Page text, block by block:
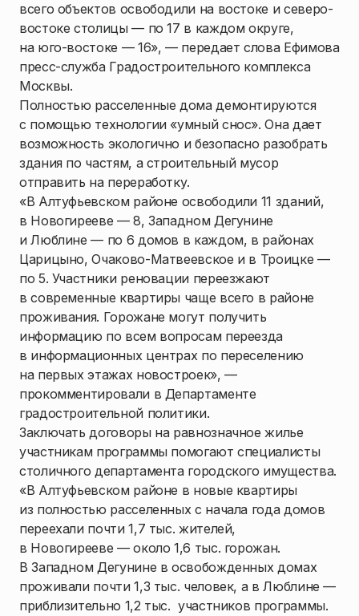
всего объектов освободили на востоке и северо-
востоке столицы — по 17 в каждом округе,
на юго-востоке — 16», — передает слова Ефимова
пресс-служба Градостроительного комплекса
Москвы.
Полностью расселенные дома демонтируются
с помощью технологии «умный снос». Она дает
возможность экологично и безопасно разобрать
здания по частям, а строительный мусор
отправить на переработку.
«В Алтуфьевском районе освободили 11 зданий,
в Новогирееве — 8, Западном Дегунине
и Люблине — по 6 домов в каждом, в районах
Царицыно, Очаково-Матвеевское и в Троицке —
по 5. Участники реновации переезжают
в современные квартиры чаще всего в районе
проживания. Горожане могут получить
информацию по всем вопросам переезда
в информационных центрах по переселению
на первых этажах новостроек», —
прокомментировали в Департаменте
градостроительной политики.
Заключать договоры на равнозначное жилье
участникам программы помогают специалисты
столичного департамента городского имущества.
«В Алтуфьевском районе в новые квартиры
из полностью расселенных с начала года домов
переехали почти 1,7 тыс. жителей,
в Новогирееве — около 1,6 тыс. горожан.
В Западном Дегунине в освобожденных домах
проживали почти 1,3 тыс. человек, а в Люблине —
приблизительно 1,2 тыс. участников программы.